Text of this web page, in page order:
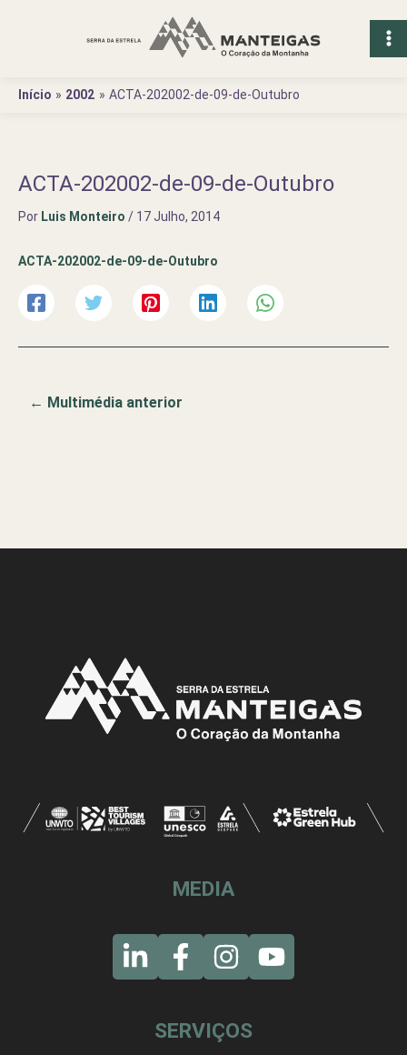
Início
2002 ACTA-202002-de-09-de-Outubro
ACTA-202002-de-09-de-Outubro
Por Luis Monteiro / 17 Julho, 2014
ACTA-202002-de-09-de-Outubro
← Multimédia anterior
MEDIA
SERVIÇOS